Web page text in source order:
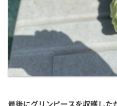
最後にグリンピースを収穫し